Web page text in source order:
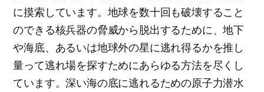
に摸索しています。地球を数十回も破壊すること
のできる核兵器の脅威から脱出するために、地下
や海底、あるいは地球外の星に逃れ得るかを推し
量って逃れ場を探すためにあらゆる方法を尽くし
ています。深い海の底に逃れるための原子力潜水